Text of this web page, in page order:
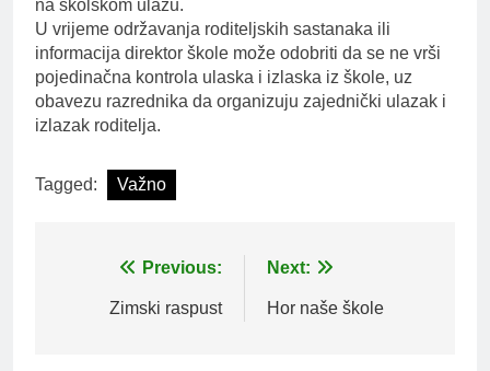
na školskom ulazu.
U vrijeme održavanja roditeljskih sastanaka ili
informacija direktor škole može odobriti da se ne vrši
pojedinačna kontrola ulaska i izlaska iz škole, uz
obavezu razrednika da organizuju zajednički ulazak i
izlazak roditelja.
Tagged: Važno
navigation
Previous:
Zimski raspust
Next:
Hor naše škole